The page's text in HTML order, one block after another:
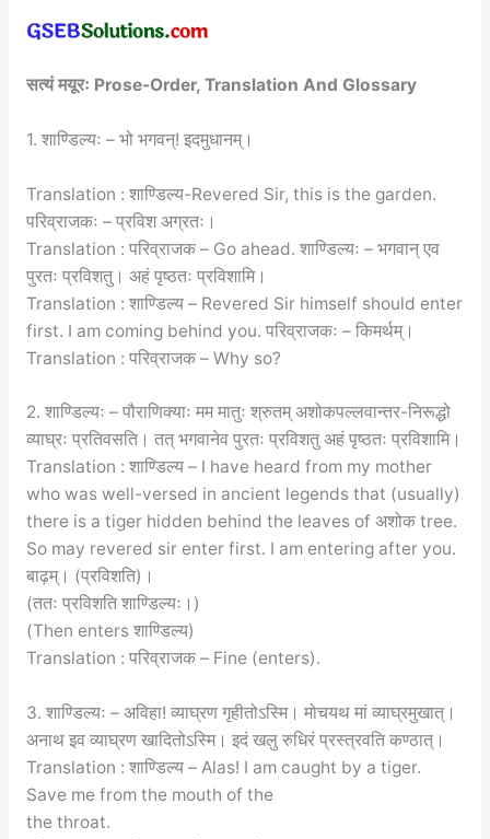
सत्यं मयूरः Prose-Order, Translation And Glossary
1. शाण्डिल्यः – भो भगवन्! इदमुधानम्।
Translation : शाण्डिल्य-Revered Sir, this is the garden.
परिव्राजकः – प्रविश अग्रतः।
Translation : परिव्राजक – Go ahead. शाण्डिल्यः – भगवान् एव
पुरतः प्रविशतु। अहं पृष्ठतः प्रविशामि।
Translation : शाण्डिल्य – Revered Sir himself should enter
first. I am coming behind you. परिव्राजकः – किमर्थम्।
Translation : परिव्राजक – Why so?
2. शाण्डिल्यः – पौराणिक्याः मम मातुः श्रुतम् अशोकपल्लवान्तर-निरूद्धो
व्याघ्रः प्रतिवसति। तत् भगवानेव पुरतः प्रविशतु अहं पृष्ठतः प्रविशामि।
Translation : शाण्डिल्य – I have heard from my mother
who was well-versed in ancient legends that (usually)
there is a tiger hidden behind the leaves of अशोक tree.
So may revered sir enter first. I am entering after you.
बाढ़म्। (प्रविशति)।
(ततः प्रविशति शाण्डिल्यः।)
(Then enters शाण्डिल्य)
Translation : परिव्राजक – Fine (enters).
3. शाण्डिल्यः – अविहा! व्याघ्रण गृहीतोऽस्मि। मोचयथ मां व्याघ्रमुखात्।
अनाथ इव व्याघ्रण खादितोऽस्मि। इदं खलु रुधिरं प्रस्त्रवति कण्ठात्।
Translation : शाण्डिल्य – Alas! I am caught by a tiger.
Save me from the mouth of the
the throat.